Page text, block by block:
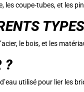
les coupe-tubes, et les
le bois, et les
?
utilisé pour lier les